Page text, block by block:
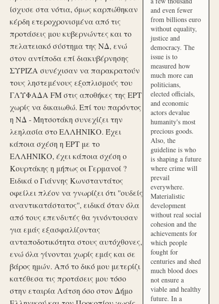
ίσχυσε στα νότια, όμως καρπώθηκαν
κέρδη ετεροχρονισμένα από τις
προτάσεις μου κυβερνώντες και το
πελατειακό σύστημα της ΝΔ, ενώ
στον αντίποδα επί διακυβέρνησης
ΣΥΡΙΖΑ συνέχισαν να παρακρατούν
τους ληστεμένους εξοπλισμούς του
ΓΛΥΦΑΔΑ FM στις αποθήκες της ΕΡΤ
χωρίς να δικαιωθώ. Επί του παρόντος
η ΝΔ - Μητσοτάκη συνεχίζει την
λεηλασία στο ΕΛΛΗΝΙΚΟ. Έχει
κάποια σχέση η ΕΡΤ με το
ΕΛΛΗΝΙΚΟ, έχει κάποια σχέση ο
Κουρτάκης η μήπως οι Γερμανοί ?
Ειδικά ο Γιάννης Κωνσταντάτος
οφείλει πλέον να γνωρίζει ότι ''ουδείς
αναντικατάστατος'', ειδικά όταν όλα
από τους επενδυτές θα γινόντουσαν
για εμάς εξασφαλίζοντας
ανταποδοτικότητα στους αυτόχθονες,
ενώ όλα γίνονται χωρίς εμάς και σε
βάρος ημών. Από το δικό μου μετερίζι
κατέθεσα τις προτάσεις μου τόσο
στην εταιρία Λάτση όσο στον Δήμο
and even fewer
from billions euro
without equality,
justice and
democracy. The
issue is to
measured how
much more can
politicians,
elected officials,
and economic
actors devalue
humanity's most
precious goods.
Also, the
guideline is who
is shaping a future
where crime will
prevail
everywhere.
Materialistic
development
without real social
cohesion and the
achievements for
which people
fought for
centuries and shed
much blood does
not ensure a
viable and healthy
future. In a